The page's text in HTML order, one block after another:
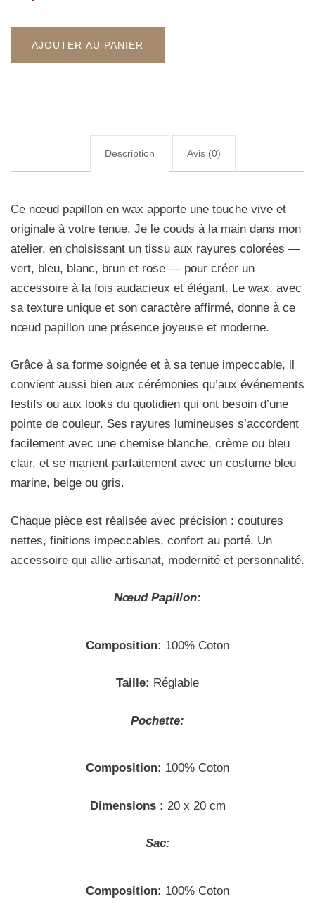
AJOUTER AU PANIER
Description Avis (0)
Ce nœud papillon en wax apporte une touche vive et
originale à votre tenue. Je le couds à la main dans mon
atelier, en choisissant un tissu aux rayures colorées —
vert, bleu, blanc, brun et rose — pour créer un
accessoire à la fois audacieux et élégant. Le wax, avec
sa texture unique et son caractère affirmé, donne à ce
nœud papillon une présence joyeuse et moderne.
Grâce à sa forme soignée et à sa tenue impeccable, il
convient aussi bien aux cérémonies qu’aux événements
festifs ou aux looks du quotidien qui ont besoin d’une
pointe de couleur. Ses rayures lumineuses s’accordent
facilement avec une chemise blanche, crème ou bleu
clair, et se marient parfaitement avec un costume bleu
marine, beige ou gris.
Chaque pièce est réalisée avec précision : coutures
nettes, finitions impeccables, confort au porté. Un
accessoire qui allie artisanat, modernité et personnalité.
NœudPapillon:
Composition: 100% Coton
Taille: Réglable
Pochette:
Composition: 100% Coton
Dimensions : 20 x 20 cm
Sac:
Composition: 100% Coton